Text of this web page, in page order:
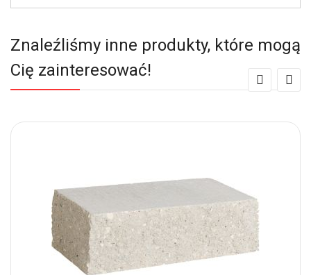
Znaleźliśmy inne produkty, które mogą
Cię zainteresować!